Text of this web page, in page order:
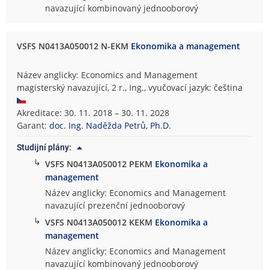
navazující kombinovaný jednooborový
VSFS N0413A050012 N-EKM Ekonomika a management
Název anglicky: Economics and Management
magisterský navazující, 2 r., Ing., vyučovací jazyk: čeština
Akreditace: 30. 11. 2018 – 30. 11. 2028
Garant:doc. Ing. Naděžda Petrů, Ph.D.
Studijní plány:
↳ VSFS N0413A050012 PEKM Ekonomika a
management
Název anglicky: Economics and Management
navazující prezenční jednooborový
↳ VSFS N0413A050012 KEKM Ekonomika a
management
Název anglicky: Economics and Management
navazující kombinovaný jednooborový